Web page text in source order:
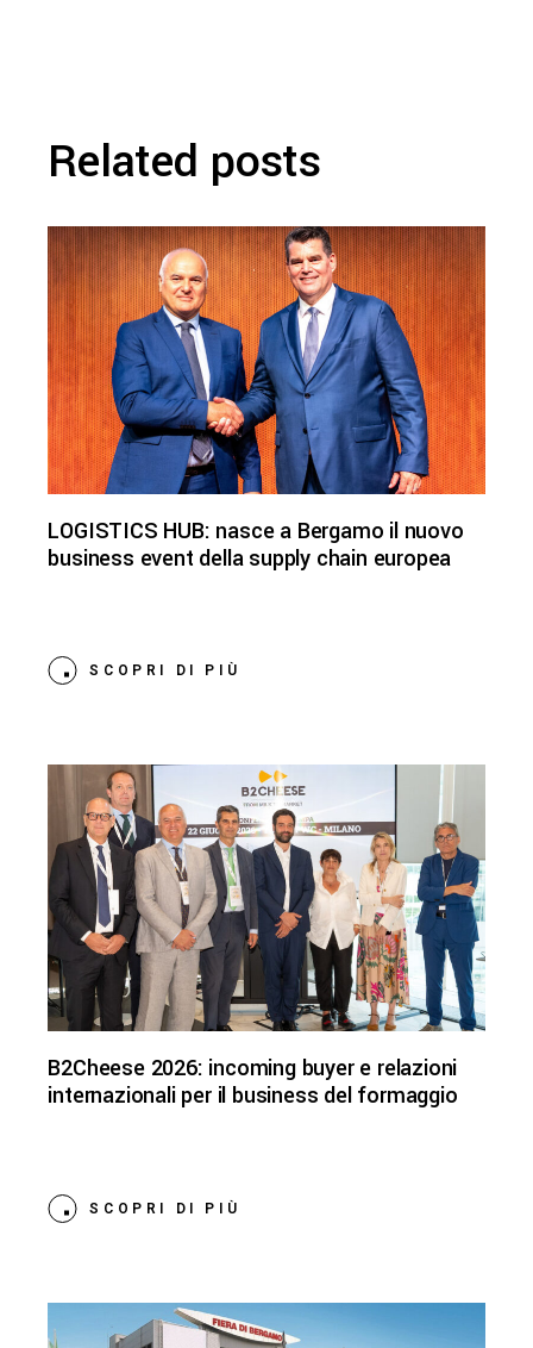
Related posts
LOGISTICS HUB: nasce a Bergamo il nuovo
business event della supply chain europea
SCOPRI DI PIÙ
B2Cheese 2026: incoming buyer e relazioni
internazionali per il business del formaggio
SCOPRI DI PIÙ